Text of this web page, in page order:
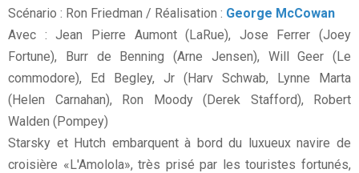
Scénario : Ron Friedman / Réalisation : George McCowan
Avec : Jean Pierre Aumont (LaRue), Jose Ferrer (Joey
Fortune), Burr de Benning (Arne Jensen), Will Geer (Le
commodore), Ed Begley, Jr (Harv Schwab, Lynne Marta
(Helen Carnahan), Ron Moody (Derek Stafford), Robert
Walden (Pompey)
Starsky et Hutch embarquent à bord du luxueux navire de
croisière «L'Amolola», très prisé par les touristes fortunés,